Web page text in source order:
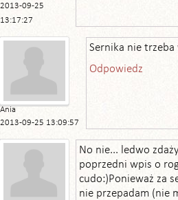
2013-09-25
13:17:27
Ania
2013-09-25 13:09:57
Sernika nie trzeba
Odpowiedz
No nie... ledwo
poprzedni wpis o
cudo:)Ponieważ za
nie przepadam (nie